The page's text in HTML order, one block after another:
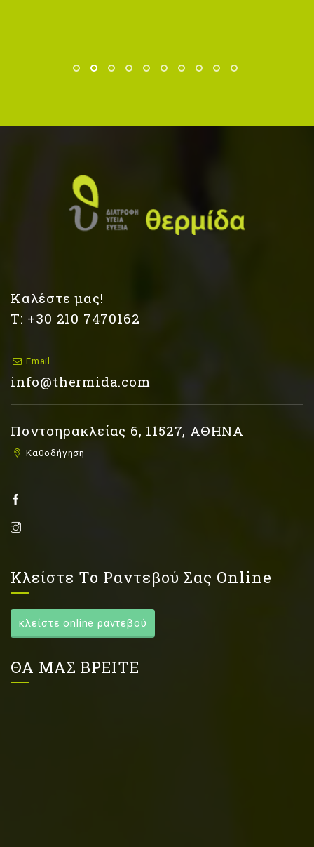
Καλέστε μας!
Τ: +30 210 7470162
Email
info@thermida.com
Ποντοηρακλείας 6, 11527, ΑΘΗΝΑ
Καθοδήγηση
Κλείστε Το Ραντεβού Σας Online
κλείστε online ραντεβού
ΘΑ ΜΑΣ ΒΡΕΙΤΕ